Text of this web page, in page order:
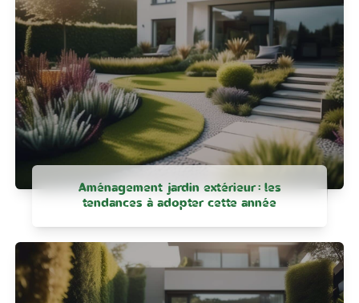
Aménagement jardin extérieur : les
tendances à adopter cette année